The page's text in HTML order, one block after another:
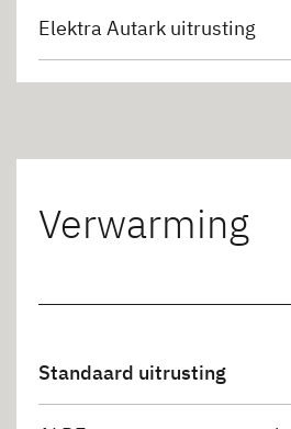
Elektra Autark uitrusting
Verwarming
Standaard uitrusting